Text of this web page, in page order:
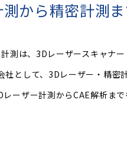
から精密計測
測は、3Dレーザースキャナ
社として、3Dレーザー・精密
レーザー計測からCAE解析ま